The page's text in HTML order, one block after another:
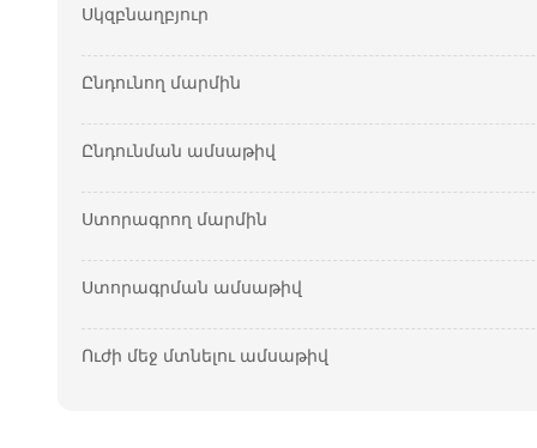
Սկզբնաղբյուր
Ընդունող մարմին
Ընդունման ամսաթիվ
Ստորագրող մարմին
Ստորագրման ամսաթիվ
Ուժի մեջ մտնելու ամսաթիվ